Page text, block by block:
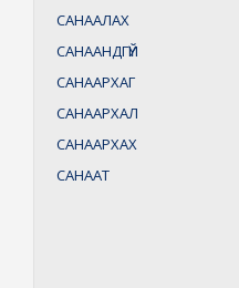
САНААЛАХ
САНААНДГҮЙ
САНААРХАГ
САНААРХАЛ
САНААРХАХ
САНААТ